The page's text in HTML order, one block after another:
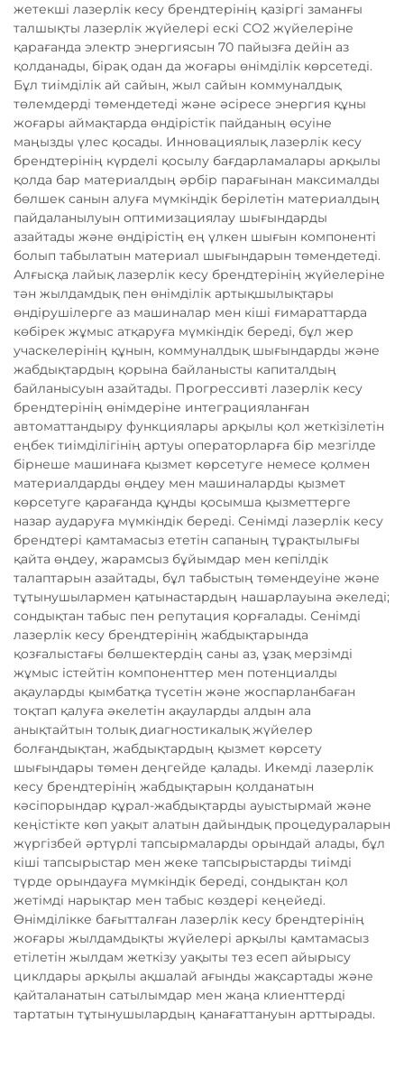
жетекші лазерлік кесу брендтерінің қазіргі заманғы
талшықты лазерлік жүйелері ескі CO2 жүйелеріне
қарағанда электр энергиясын 70 пайызға дейін аз
қолданады, бірақ одан да жоғары өнімділік көрсетеді.
Бұл тиімділік ай сайын, жыл сайын коммуналдық
төлемдерді төмендетеді және әсіресе энергия құны
жоғары аймақтарда өндірістік пайданың өсуіне
маңызды үлес қосады. Инновациялық лазерлік кесу
брендтерінің күрделі қосылу бағдарламалары арқылы
қолда бар материалдың әрбір парағынан максималды
бөлшек санын алуға мүмкіндік берілетін материалдың
пайдаланылуын оптимизациялау шығындарды
азайтады және өндірістің ең үлкен шығын компоненті
болып табылатын материал шығындарын төмендетеді.
Алғысқа лайық лазерлік кесу брендтерінің жүйелеріне
тән жылдамдық пен өнімділік артықшылықтары
өндірушілерге аз машиналар мен кіші ғимараттарда
көбірек жұмыс атқаруға мүмкіндік береді, бұл жер
учаскелерінің құнын, коммуналдық шығындарды және
жабдықтардың қорына байланысты капиталдың
байланысуын азайтады. Прогрессивті лазерлік кесу
брендтерінің өнімдеріне интеграцияланған
автоматтандыру функциялары арқылы қол жеткізілетін
еңбек тиімділігінің артуы операторларға бір мезгілде
бірнеше машинаға қызмет көрсетуге немесе қолмен
материалдарды өңдеу мен машиналарды қызмет
көрсетуге қарағанда құнды қосымша қызметтерге
назар аударуға мүмкіндік береді. Сенімді лазерлік кесу
брендтері қамтамасыз ететін сапаның тұрақтылығы
қайта өңдеу, жарамсыз бұйымдар мен кепілдік
талаптарын азайтады, бұл табыстың төмендеуіне және
тұтынушылармен қатынастардың нашарлауына әкеледі;
сондықтан табыс пен репутация қорғалады. Сенімді
лазерлік кесу брендтерінің жабдықтарында
қозғалыстағы бөлшектердің саны аз, ұзақ мерзімді
жұмыс істейтін компоненттер мен потенциалды
ақауларды қымбатқа түсетін және жоспарланбаған
тоқтап қалуға әкелетін ақауларды алдын ала
анықтайтын толық диагностикалық жүйелер
болғандықтан, жабдықтардың қызмет көрсету
шығындары төмен деңгейде қалады. Икемді лазерлік
кесу брендтерінің жабдықтарын қолданатын
кәсіпорындар құрал-жабдықтарды ауыстырмай және
кеңістікте көп уақыт алатын дайындық процедураларын
жүргізбей әртүрлі тапсырмаларды орындай алады, бұл
кіші тапсырыстар мен жеке тапсырыстарды тиімді
түрде орындауға мүмкіндік береді, сондықтан қол
жетімді нарықтар мен табыс көздері кеңейеді.
Өнімділікке бағытталған лазерлік кесу брендтерінің
жоғары жылдамдықты жүйелері арқылы қамтамасыз
етілетін жылдам жеткізу уақыты тез есеп айырысу
циклдары арқылы ақшалай ағынды жақсартады және
қайталанатын сатылымдар мен жаңа клиенттерді
тартатын тұтынушылардың қанағаттануын арттырады.